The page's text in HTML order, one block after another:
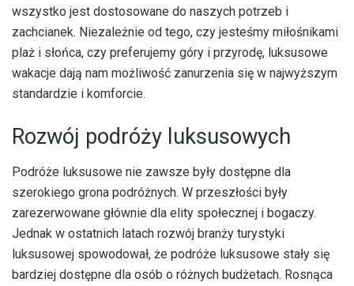
wszystko jest dostosowane do naszych potrzeb i
zachcianek. Niezależnie od tego, czy jesteśmy miłośnikami
plaż i słońca, czy preferujemy góry i przyrodę, luksusowe
wakacje dają nam możliwość zanurzenia się w najwyższym
standardzie i komforcie.
Rozwój podróży luksusowych
Podróże luksusowe nie zawsze były dostępne dla
szerokiego grona podróżnych. W przeszłości były
zarezerwowane głównie dla elity społecznej i bogaczy.
Jednak w ostatnich latach rozwój branży turystyki
luksusowej spowodował, że podróże luksusowe stały się
bardziej dostępne dla osób o różnych budżetach. Rosnąca